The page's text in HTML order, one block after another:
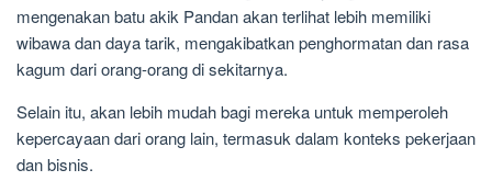
mengenakan batu akik Pandan akan terlihat lebih memiliki
wibawa dan daya tarik, mengakibatkan penghormatan dan rasa
kagum dari orang-orang di sekitarnya.
Selain itu, akan lebih mudah bagi mereka untuk memperoleh
kepercayaan dari orang lain, termasuk dalam konteks pekerjaan
dan bisnis.